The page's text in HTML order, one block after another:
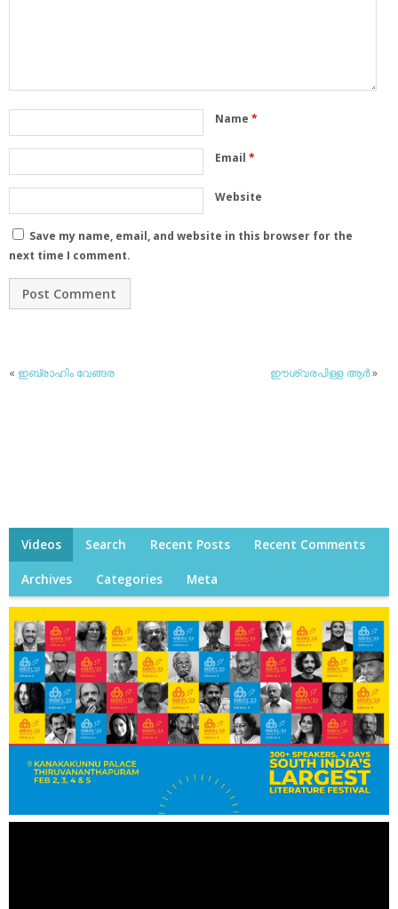
Name *
Email *
Website
Save my name, email, and website in this browser for the
next time I comment.
« ഇബ്രാഹിം വേങ്ങര ഈശ്വരപിള്ള ആര്‍»
Videos Search Recent Posts Recent Comments
Archives Categories Meta